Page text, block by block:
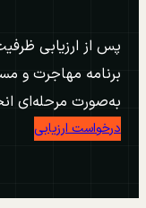
پس از ارزیابی
برنامه مهاجرت و
به‌صورت مرحله‌ای
درخواست ارزیابی